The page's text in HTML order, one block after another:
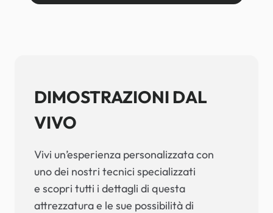
DIMOSTRAZIONI DAL
VIVO
Vivi un’esperienza personalizzata con
uno dei nostri tecnici specializzati
e scopri tutti i dettagli di questa
attrezzatura e le sue possibilità di